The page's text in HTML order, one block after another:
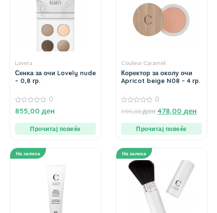
Lavera
Сенка за очи Lovely nude
– 0,8 гр.
0
од
0
855,00 ден
Прочитај повеќе
Couleur Caramel
Коректор за околу очи
Apricot beige N08 – 4 гр.
од
0
1.195,00ден 478,00 ден
Прочитај повеќе
На залиха На залиха